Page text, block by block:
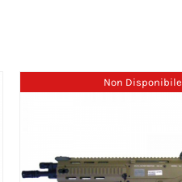
Non Disponibile